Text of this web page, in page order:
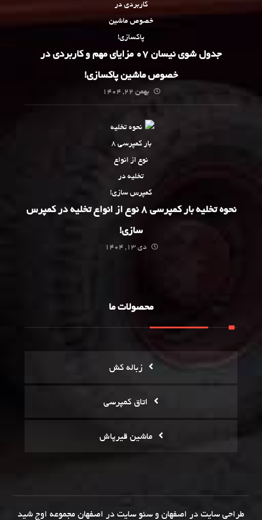
جدول شوی نیسان 07 مزایای مهم و کاربردی در
خصوص ماشین پاکسازی!
بهمن 22, 1404
نحوه تخلیه بار کمپرسی 8 نوع از انواع تخلیه در کمپرس
سازی!
دی 13, 1404
محصولات ما
زباله کش
اتاق کمپرسی
ماشین قیرپاش
طراحی سایت در اصفهان و سئو سایت در اصفهان مجموعه اوج شید